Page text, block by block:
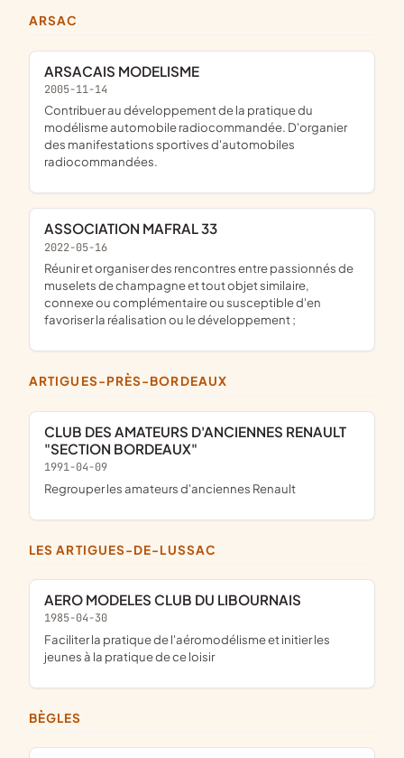
ARSAC
ARSACAIS MODELISME
2005-11-14
Contribuer au développement de la pratique du
modélisme automobile radiocommandée. D'organier
des manifestations sportives d'automobiles
radiocommandées.
ASSOCIATION MAFRAL 33
2022-05-16
réunir et organiser des rencontres entre passionnés de
muselets de champagne et tout objet similaire,
connexe ou complémentaire ou susceptible d'en
favoriser la réalisation ou le développement ;
ARTIGUES-PRÈS-BORDEAUX
CLUB DES AMATEURS D'ANCIENNES RENAULT
"SECTION BORDEAUX"
1991-04-09
regrouper les amateurs d'anciennes Renault
LES ARTIGUES-DE-LUSSAC
AERO MODELES CLUB DU LIBOURNAIS
1985-04-30
Faciliter la pratique de l'aéromodélisme et initier les
jeunes à la pratique de ce loisir
BÈGLES